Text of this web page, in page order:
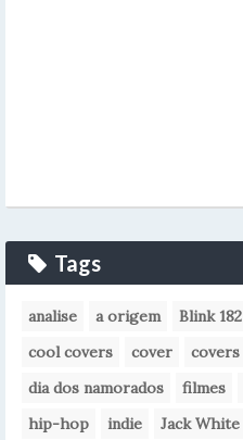
Tags
analise a origem Blink 182
cool covers
cover covers
dia dos namorados
filmes
hip-hop
indie Jack White